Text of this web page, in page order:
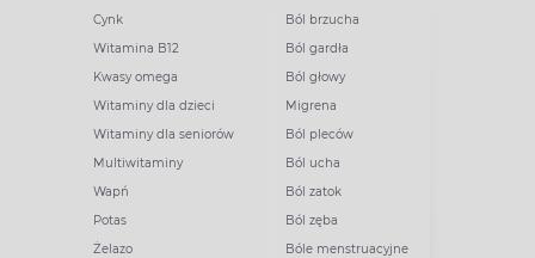
Cynk
Witamina B12
Kwasy omega
Witaminy dla dzieci
Witaminy dla seniorów
Multiwitaminy
Wapń
Potas
Żelazo
Ból brzucha
Ból gardła
Ból głowy
Migrena
Ból pleców
Ból ucha
Ból zatok
Ból zęba
Bóle menstruacyjne